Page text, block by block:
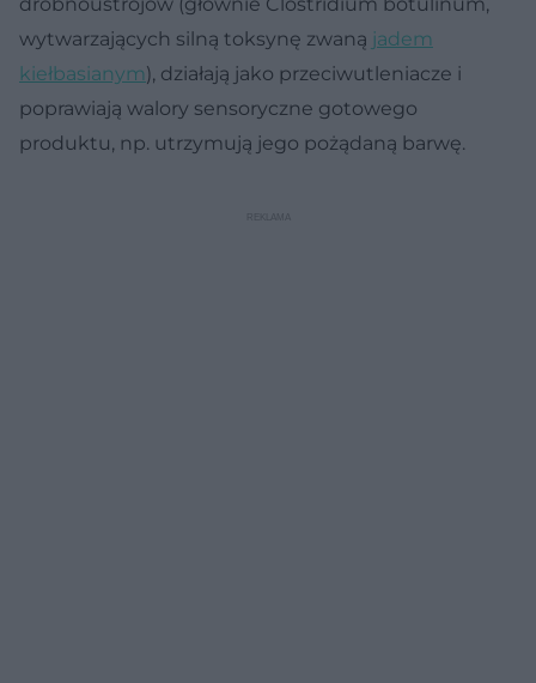
wytwarzających silną toksynę zwaną jadem
kiełbasianym), działają jako przeciwutleniacze i
poprawiają walory sensoryczne gotowego
produktu, np. utrzymują jego pożądaną barwę.